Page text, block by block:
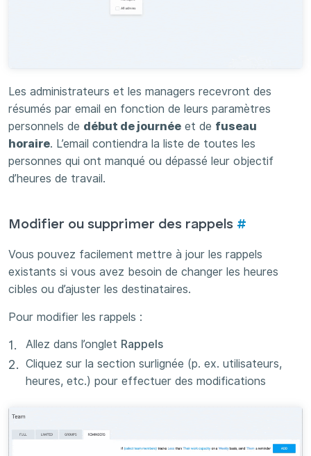
Les administrateurs et les managers recevront des
résumés par email en fonction de leurs paramètres
personnels de début de journée et de fuseau
horaire. L’email contiendra la liste de toutes les
personnes qui ont manqué ou dépassé leur objectif
d’heures de travail.
Modifier ou supprimer des rappels #
Vous pouvez facilement mettre à jour les rappels
existants si vous avez besoin de changer les heures
cibles ou d’ajuster les destinataires.
Pour modifier les rappels :
Allez dans l’onglet Rappels
Cliquez sur la section surlignée (p. ex. utilisateurs,
heures, etc.) pour effectuer des modifications